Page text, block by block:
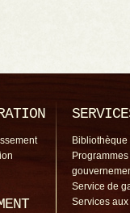
Bibliothèque
Programmes
Service de
Services